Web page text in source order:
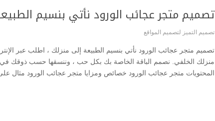
تصميم متجر عجائب الورود نأتي بنسيم
تصميم التميز لتصميم المواقع
تصميم متجر عجائب الورود نأتي بنسيم الطبيعة إلى منزلك ، اطلب عبر
منزلك الخلفي. نصمم الباقة الخاصة بك بكل حب ، وننسقها حسب ذوقك في
المحتويات متجر عجائب الورود خصائص ومزايا متجر عجائب الورود مثال